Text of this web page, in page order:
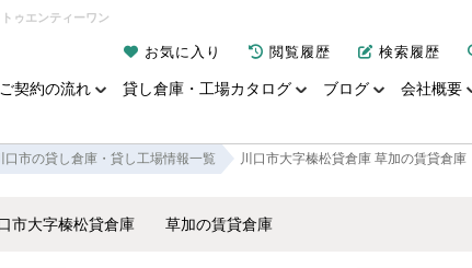
ゥエンティーワン
お気に入り 閲覧履歴 検索履歴
ご契約の流れ 貸し倉庫・工場カタログ ブログ 会社概要
口市の貸し倉庫・貸し工場情報一覧 川口市大字榛松貸倉庫 草加の賃貸倉庫
市大字榛松貸倉庫 草加の賃貸倉庫